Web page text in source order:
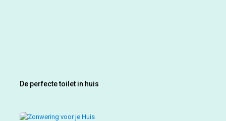
De perfecte toilet in huis